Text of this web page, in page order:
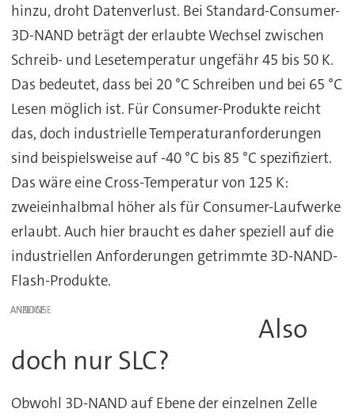
hinzu, droht Datenverlust. Bei Standard-Consumer-
3D-NAND beträgt der erlaubte Wechsel zwischen
Schreib- und Lesetemperatur ungefähr 45 bis 50 K.
Das bedeutet, dass bei 20 °C Schreiben und bei 65 °C
Lesen möglich ist. Für Consumer-Produkte reicht
das, doch industrielle Temperaturanforderungen
sind beispielsweise auf -40 °C bis 85 °C spezifiziert.
Das wäre eine Cross-Temperatur von 125 K:
zweieinhalbmal höher als für Consumer-Laufwerke
erlaubt. Auch hier braucht es daher speziell auf die
industriellen Anforderungen getrimmte 3D-NAND-
Flash-Produkte.
ANZEIGE
Also
doch nur SLC?
Obwohl 3D-NAND auf Ebene der einzelnen Zelle